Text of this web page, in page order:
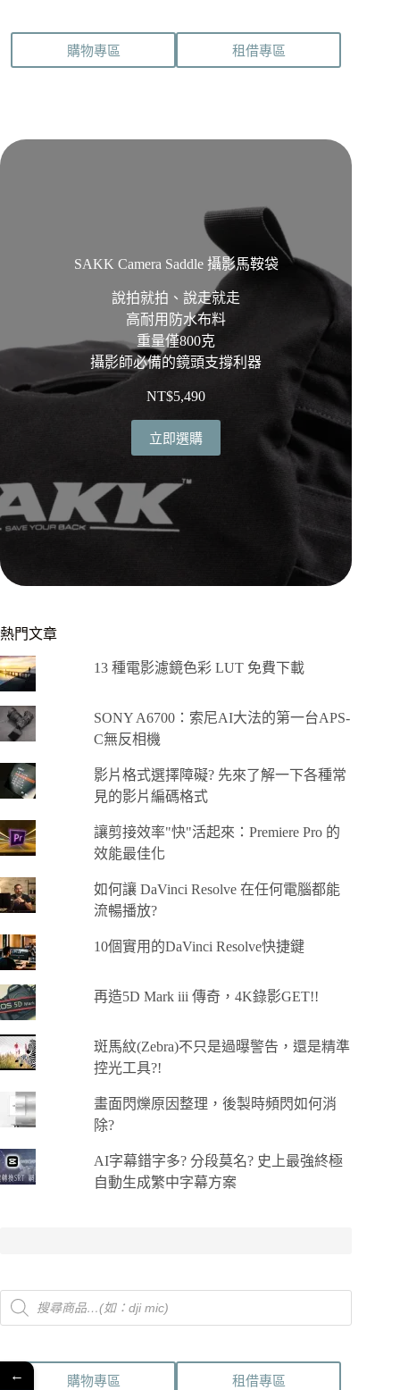
購物專區 租借專區
SAKK Camera Saddle 攝影馬鞍袋
說拍就拍、說走就走
高耐用防水布料
重量僅800克
攝影師必備的鏡頭支撐利器
NT$5,490
立即選購
熱門文章
13 種電影濾鏡色彩 LUT 免費下載
SONY A6700：索尼AI大法的第一台APS-
C無反相機
影片格式選擇障礙? 先來了解一下各種常
見的影片編碼格式
讓剪接效率"快"活起來：Premiere Pro 的
效能最佳化
如何讓 DaVinci Resolve 在任何電腦都能
流暢播放?
10個實用的DaVinci Resolve快捷鍵
再造5D Mark iii 傳奇，4K錄影GET!!
斑馬紋(Zebra)不只是過曝警告，還是精準
控光工具?!
畫面閃爍原因整理，後製時頻閃如何消
除?
AI字幕錯字多? 分段莫名? 史上最強終極
自動生成繁中字幕方案
Products
search
購物專區 租借專區
←